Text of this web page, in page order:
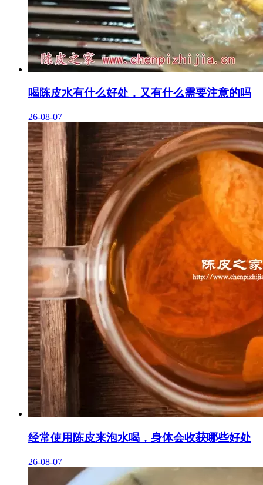
喝陈皮水有什么好处，又有什么需要注意的吗
26-08-07
经常使用陈皮来泡水喝，身体会收获哪些好处
26-08-07